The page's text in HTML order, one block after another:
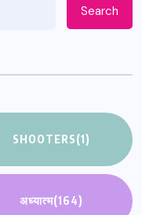
Search
SHOOTERS(1)
अध्यात्म(164)